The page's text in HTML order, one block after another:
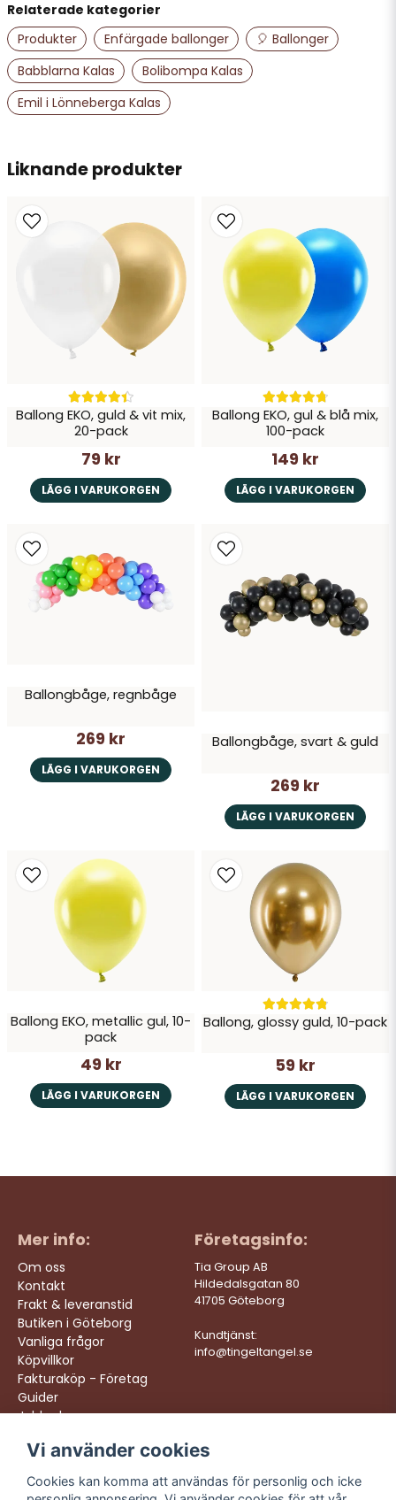
name
Namn
email
Mejladress
Liknande produkter
Ballong EKO, guld & vit mix,
20-pack
79 kr
LÄGG I VARUKORGEN
Ballong EKO, gul & blå mix,
100-pack
149 kr
LÄGG I VARUKORGEN
Ballongbåge, regnbåge
269 kr
LÄGG I VARUKORGEN
Ballongbåge, svart & guld
269 kr
LÄGG I VARUKORGEN
Ballong EKO, metallic gul, 10-
pack
49 kr
LÄGG I VARUKORGEN
Ballong, glossy guld, 10-pack
59 kr
LÄGG I VARUKORGEN
Relaterade kategorier
Produkter
Enfärgade ballonger
🎈 Ballonger
Babblarna Kalas
Bolibompa Kalas
Emil i Lönneberga Kalas
Mer info:
Om oss
Kontakt
Frakt & leveranstid
Butiken i Göteborg
Vanliga frågor
Köpvillkor
Fakturaköp - Företag
Guider
Jobba hos oss
Företagsinfo:
Tia Group AB
Hildedalsgatan 80
41705 Göteborg
Kundtjänst:
info@tingeltangel.se
Följ oss:
Instagram
Vi levererar:
Snabba leveranser
Vi använder cookies
Cookies kan komma att användas för personlig och icke